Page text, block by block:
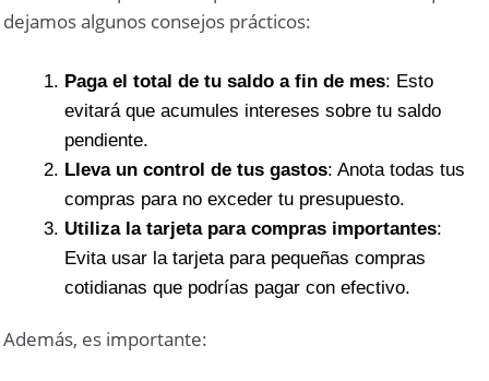
dejamos algunos consejos prácticos:
Paga el total de tu saldo a fin de mes: Esto
evitará que acumules intereses sobre tu saldo
pendiente.
Lleva un control de tus gastos: Anota todas tus
compras para no exceder tu presupuesto.
Utiliza la tarjeta para compras importantes:
Evita usar la tarjeta para pequeñas compras
cotidianas que podrías pagar con efectivo.
Además, es importante: